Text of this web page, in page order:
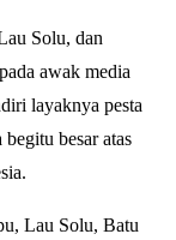
Solu, dan
awak media
layaknya pesta
besar atas
Lau Solu, Batu